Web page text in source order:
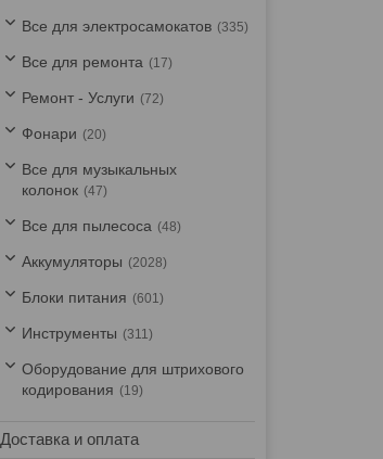
Все для электросамокатов 335
Все для ремонта 17
Ремонт - Услуги 72
Фонари 20
Все для музыкальных
колонок
47
Все для пылесоса 48
Аккумуляторы 2028
Блоки питания 601
Инструменты 311
Оборудование для штрихового
кодирования
19
Доставка и оплата